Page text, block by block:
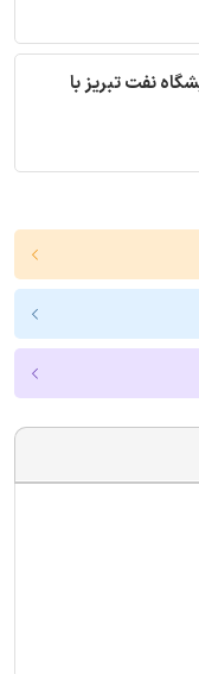
نفت تبریز با